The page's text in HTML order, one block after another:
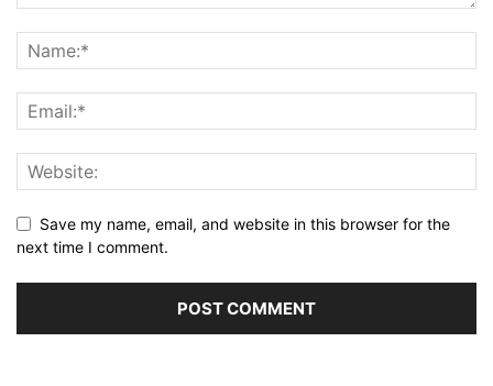
Save my name, email, and website in this browser for the
next time I comment.